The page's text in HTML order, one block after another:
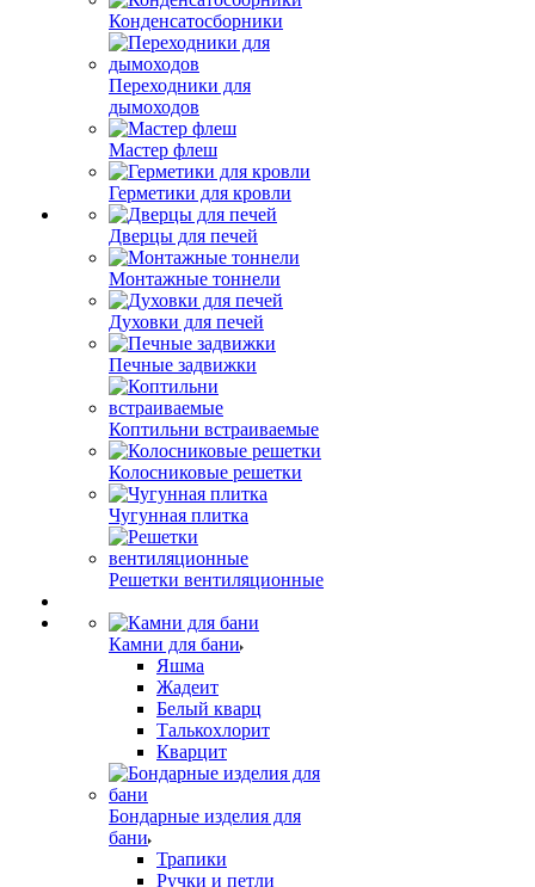
Конденсатосборники
Переходники для
дымоходов
Мастер флеш
Герметики для кровли
Дверцы для печей
Монтажные тоннели
Духовки для печей
Печные задвижки
Коптильни встраиваемые
Колосниковые решетки
Чугунная плитка
Решетки вентиляционные
Камни для бани
Яшма
Жадеит
Белый кварц
Талькохлорит
Кварцит
Бондарные изделия для
бани
Трапики
Ручки и петли